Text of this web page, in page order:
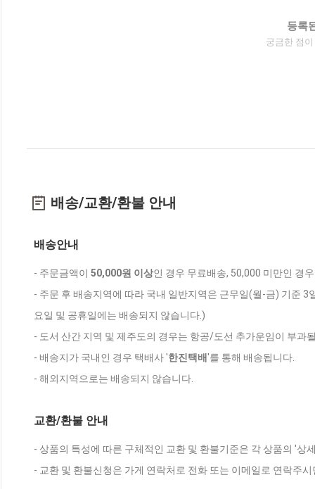
등록
궁금한 점
배송/교환/환불 안내
배송안내
- 주문금액이 50,000원 이상인 경우 무료배송, 50,000 미만인 경
- 주문 후 배송지역에 따라 국내 일반지역은 근무일(월-금) 기준
요일 및 공휴일에는 배송되지 않습니다.)
- 도서 산간 지역 및 제주도의 경우는 항공/도선 추가운임이 부과
- 배송지가 국내인 경우 택배사 '한진택배'를 통해 배송됩니다.
- 해외지역으로는 배송되지 않습니다.
교환/환불 안내
- 상품의 특성에 따른 구체적인 교환 및 환불기준은 각 상품의 '상
- 교환 및 환불신청은 가게 연락처로 전화 또는 이메일로 연락주